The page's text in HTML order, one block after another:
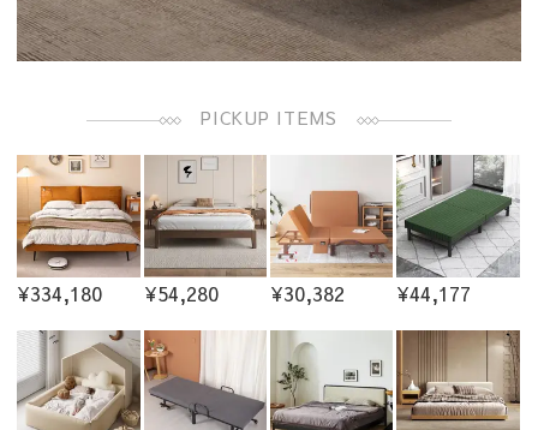
PICKUP ITEMS
¥334,180 ¥54,280 ¥30,382 ¥44,177